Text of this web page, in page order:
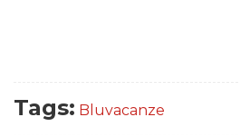
Tags: Bluvacanze